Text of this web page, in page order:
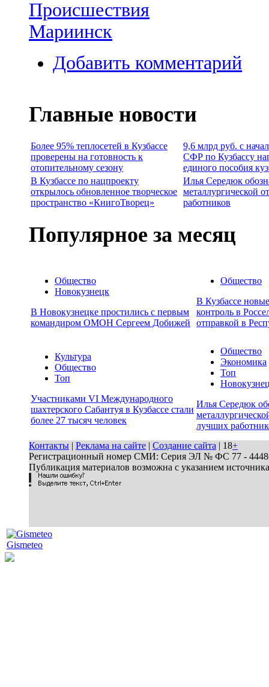
Происшествия
Мариинск
Добавить комментарий
Главные новости
Более 95% теплосетей в Кузбассе
проверены на готовность к
отопительному сезону
9,6 млрд руб. с
СФР по Кузбассу
единого пособия
В Кузбассе по нацпроекту
открылось обновленное творческое
пространство «КнигоТворец»
Илья Середюк
металлургической
работников
Популярное за месяц
Общество
Новокузнецк
В Новокузнецке простились с первым
командиром ОМОН Сергеем Добижей
Общество
В Кузбассе
контроль в
отправкой в
Культура
Общество
Топ
Участниками VI Международного
шахтерского Сабантуя в Кузбассе стали
более 27 тысяч человек
Общество
Экономика
Топ
Илья Середюк
лучших
Контакты | Реклама на сайте | Создание сайта | 18+
Регистрационный номер СМИ: Серия ЭЛ № ФС 77 - 44486
Публикация материалов возможна с указанием
Gismeteo